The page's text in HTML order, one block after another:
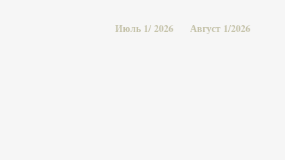
Июль 1/ 2026 Август 1/2026